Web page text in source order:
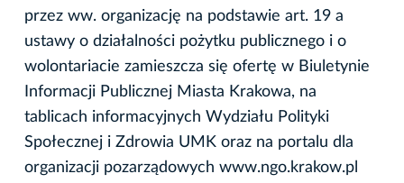
przez ww. organizację na podstawie art. 19 a
ustawy o działalności pożytku publicznego i o
wolontariacie zamieszcza się ofertę w Biuletynie
Informacji Publicznej Miasta Krakowa, na
tablicach informacyjnych Wydziału Polityki
Społecznej i Zdrowia UMK oraz na portalu dla
organizacji pozarządowych www.ngo.krakow.pl